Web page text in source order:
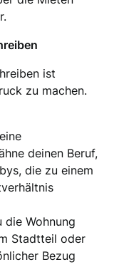
ist
zu machen.
deinen Beruf,
die zu einem
die Wohnung
Stadtteil oder
Bezug